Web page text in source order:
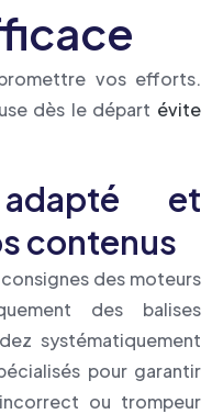
vos efforts.
dès le départ évite
et
contenus
des moteurs
des balises
systématiquement
pour garantir
ou trompeur